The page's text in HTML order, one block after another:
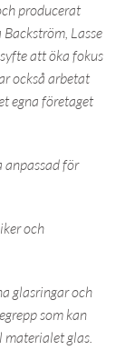
producerat
Lasse
att öka fokus
också arbetat
egna företaget
anpassad för
och
glasringar och
som kan
glas.